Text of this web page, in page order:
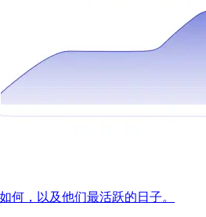
何，以及他们最活跃的日子。